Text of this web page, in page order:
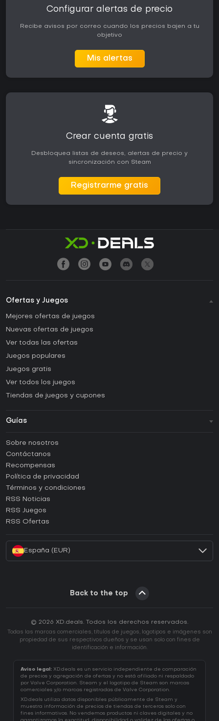
Configurar alertas de precio
Recibe avisos por correo cuando los precios bajen a tu
objetivo
Mis alertas
Crear cuenta gratis
Desbloquea listas de deseos, alertas de precio y
sincronización con Steam
Registrarme gratis
Ofertas y Juegos
Mejores ofertas de juegos
Nuevas ofertas de juegos
Ver todas las ofertas
Juegos populares
Juegos gratis
Ver todos los juegos
Tiendas de juegos y cupones
Guías
Guías y tutoriales
¿Cómo activar una CD Key de Steam?
¿Cómo activar una CD Key de Epic Games?
¿Cómo activar una CD Key de GOG?
¿Cómo activar una CD Key de Ubisoft Connect?
Sobre nosotros
Contáctanos
Recompensas
Política de privacidad
Términos y condiciones
RSS Noticias
RSS Juegos
RSS Ofertas
España (EUR)
Back to the top
© 2026 XD.deals. Todos los derechos reservados.
Todas las marcas comerciales, títulos de juegos, logotipos e imágenes son
propiedad de sus respectivos dueños y se usan solo con fines de
identificación e información.
Aviso legal: XD.deals es un servicio independiente de comparación
de precios y agregación de ofertas y no está afiliado ni respaldado
por Valve Corporation. Steam y el logotipo de Steam son marcas
comerciales y/o marcas registradas de Valve Corporation.
XD.deals utiliza datos disponibles públicamente de Steam y
muestra información de precios de tiendas de terceros solo con
fines informativos. No vendemos productos ni claves digitales y no